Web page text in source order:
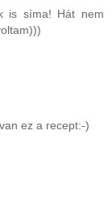
is síma! Hát nem
ez a recept:-)